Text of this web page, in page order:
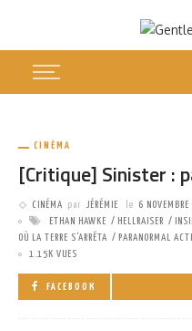
CINÉMA
[Critique] Sinister :
CINÉMA par JÉRÉMIE le 6
ETHAN HAWKE
HELLRAISER
OÙ LA TERRE S'ARRÊTA
PARANORMAL
1.15K VUES
FACEBOOK